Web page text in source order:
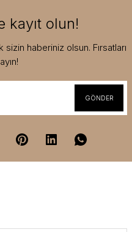
kayıt olun!
haberiniz olsun. Fırsatları
GÖNDER